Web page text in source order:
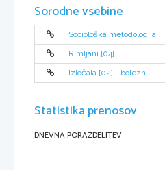
-
Kiparstvo : upodabljanje  človekove
Najbolj znana Miron
Sorodne vsebine
Sociološka metodologija
Rimljani [04]
Izločala [02] - bolezni
Statistika prenosov
DNEVNA PORAZDELITEV